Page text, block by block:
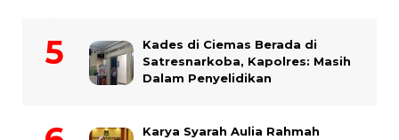
Kades di Ciemas Berada di
Satresnarkoba, Kapolres: Masih
Dalam Penyelidikan
Karya Syarah Aulia Rahmah